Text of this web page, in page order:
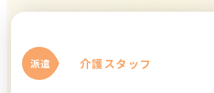
派遣 介護スタッフ